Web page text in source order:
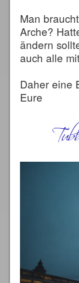
Man
Arche?
ändern
auch alle
Daher eine
Eure